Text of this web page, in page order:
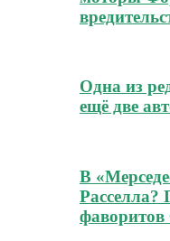
Одна из
ещё две
В
Расселла?